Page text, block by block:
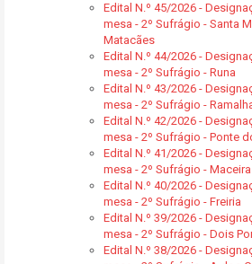
Edital N.º 45/2026 -
mesa - 2º Sufrágio - Santa
Matacães
Edital N.º 44/2026 -
mesa - 2º Sufrágio - Runa
Edital N.º 43/2026 -
mesa - 2º Sufrágio -
Edital N.º 42/2026 -
mesa - 2º Sufrágio - Ponte
Edital N.º 41/2026 -
mesa - 2º Sufrágio - Maceira
Edital N.º 40/2026 -
mesa - 2º Sufrágio - Freiria
Edital N.º 39/2026 -
mesa - 2º Sufrágio - Dois
Edital N.º 38/2026 -